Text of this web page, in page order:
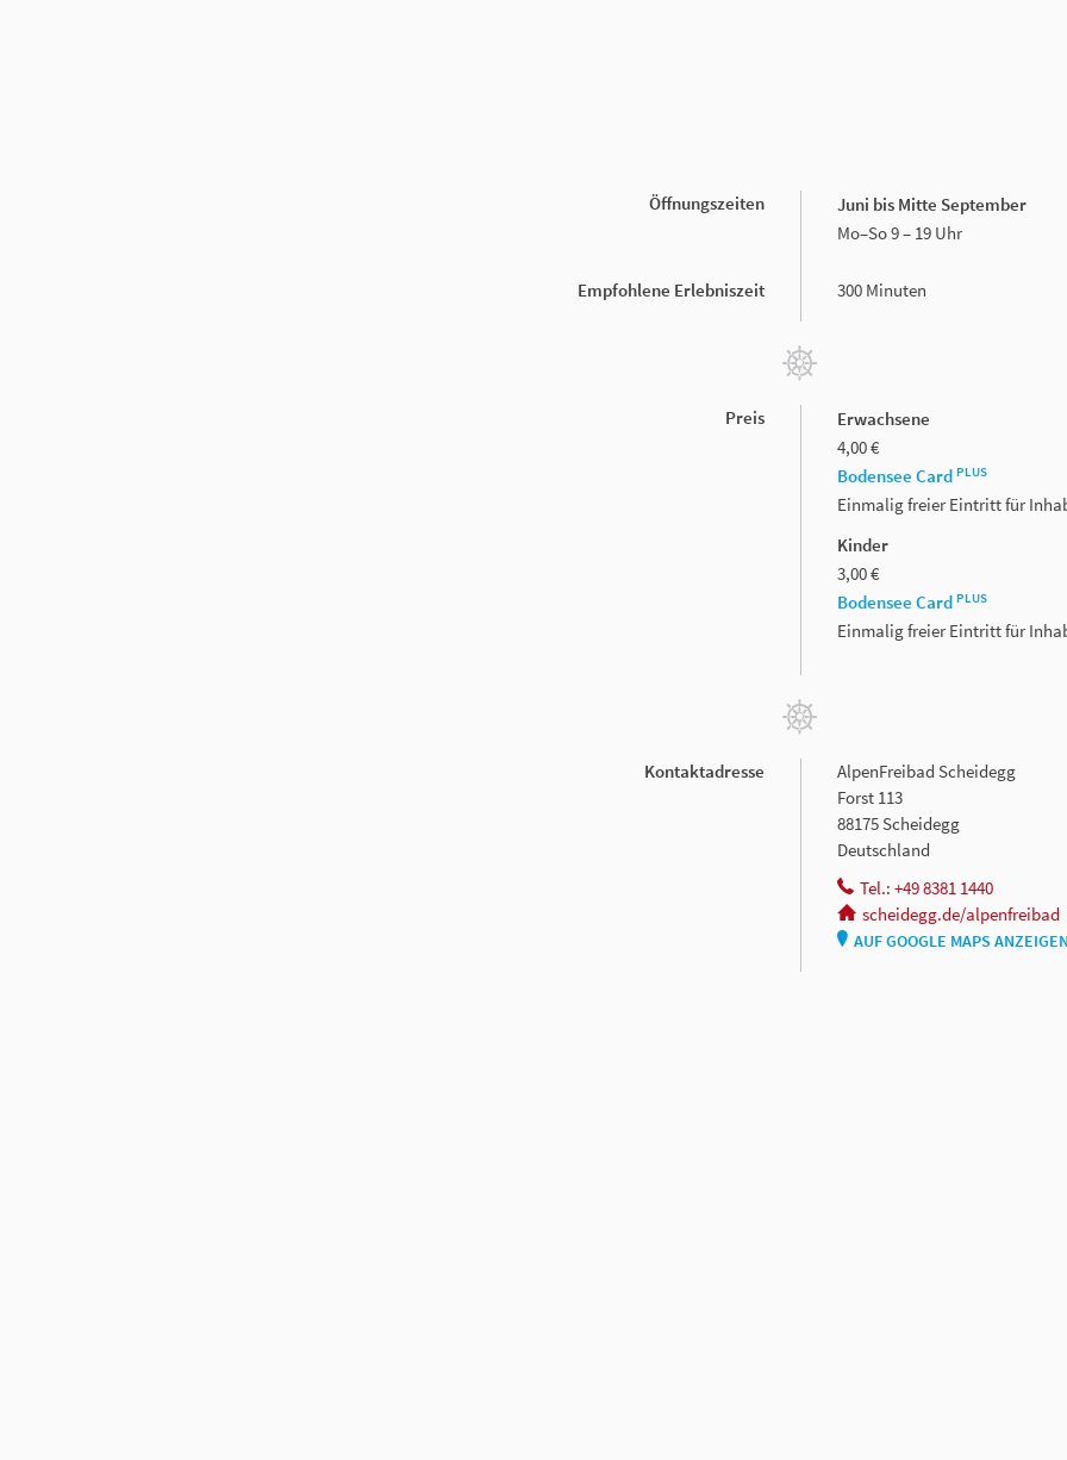
Öffnungszeiten
Juni bis Mitte September
Mo–So 9 – 19 Uhr
Empfohlene Erlebniszeit 300 Minuten
Preis
Erwachsene
4,00 €
Bodensee Card PLUS
Einmalig freier Eintritt für
Kinder
3,00 €
Bodensee Card PLUS
Einmalig freier Eintritt für
Kontaktadresse
AlpenFreibad Scheidegg
Forst 113
88175 Scheidegg
Deutschland
Tel.: +49 8381 1440
scheidegg.de/alpenfreibad
AUF GOOGLE MAPS